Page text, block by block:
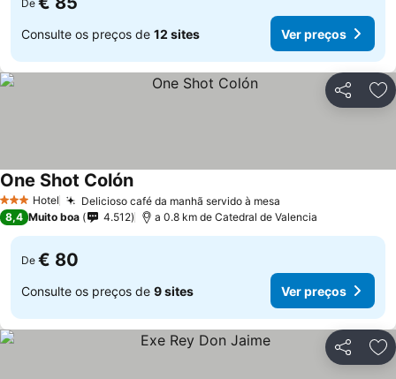
De
Consulte os preços de 12 sites Ver preços
Partilhar
3 EstrelasHotel Delicioso café da manhã servido à mesa
One Shot Colón
8,4 Muito boa 4.512 a 0.8 km de Catedral de Valencia
De € 80
Consulte os preços de 9 sites Ver preços
Partilhar